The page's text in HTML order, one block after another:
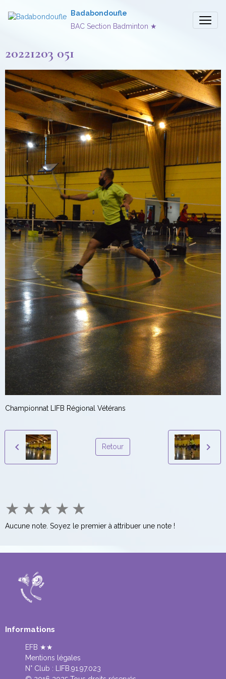
Badabondoufle
BAC Section Badminton ★
20221203 051
Championnat LIFB Régional Vétérans
Retour
★ ★ ★ ★ ★
Aucune note. Soyez le premier à attribuer une note !
Informations
EFB ★★
Mentions légales
N° Club :
LIFB.91.97.023